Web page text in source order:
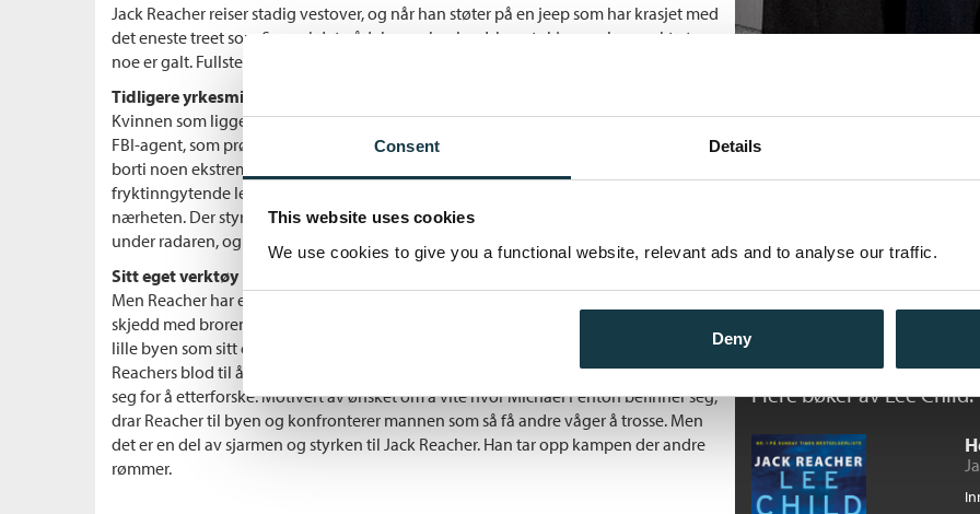
Consent Details
This website uses cookies
We use cookies to give you a functional website, relevant ads and to analyse our traffic.
Deny
Jack Reacher reiser stadig vestover, og når han støter på en jeep som har krasjet med
det eneste treet som finnes i det nådeløse ørkenlandskapet skjønner han raskt at
noe er galt. Fullstendig galt.
Tidligere yrkesmilitær
Kvinnen som ligger bevisstløs over rattet er Michaela Fenton, tidligere militær, nå
FBI-agent, som prøver å finne tvillingbroren sin. Hun er redd broren har rotet seg
borti noen ekstremt farlige folk. Folk som heller vil dø enn å forråde sin
fryktinngytende leder, som har full kontroll over den nedslitte, lille grensebyen rett i
nærheten. Der styrer den mystiske Dendoncker med hard hånd, ute av syne og
under radaren, og ingen vet hva han bedriver i det skjulte.
Sitt eget verktøy
Men Reacher har en sterk mistanke om at Dendoncker vet nøyaktig hva som er
skjedd med broren til Fenton. Dendoncker er fullstendig hensynsløs og bruker den
lille byen som sitt eget verktøy i sine kriminelle operasjoner. Det er få ting som får
Reachers blod til å koke mer enn uskyldige menneskers liv i fare, så han bestemmer
seg for å etterforske. Motivert av ønsket om å vite hvor Michael Fenton befinner seg,
drar Reacher til byen og konfronterer mannen som så få andre våger å trosse. Men
det er en del av sjarmen og styrken til Jack Reacher. Han tar opp kampen der andre
rømmer.
Andre utgaver
Heller dø
Heller dø
Heller dø
Flere bøker av Lee Child: